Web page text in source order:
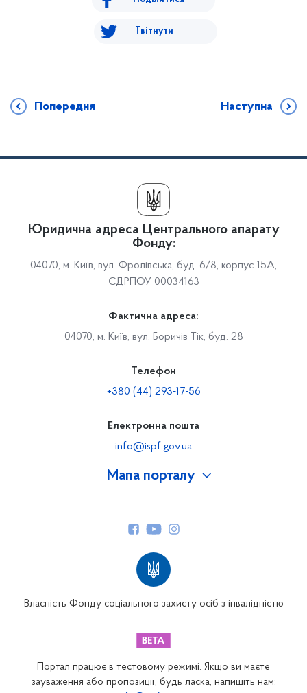
Твітнути
Попередня Наступна
Мапа порталу
Закарпатське відділення
Юридична адреса Центрального апарату
Фонду:
04070, м. Київ, вул. Фролівська, буд. 6/8, корпус 15А,
ЄДРПОУ 00034163
Фактична адреса:
04070, м. Київ, вул. Боричів Тік, буд. 28
Телефон
+380 (44) 293-17-56
Електронна пошта
info@ispf.gov.ua
Власність Фонду соціального захисту осіб з інвалідністю
Портал працює в тестовому режимі. Якщо ви маєте
зауваження або пропозиції, будь ласка, напишіть нам: